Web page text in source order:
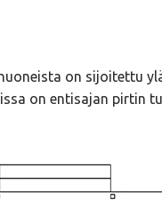
on sijoitettu
on entisajan pirtin